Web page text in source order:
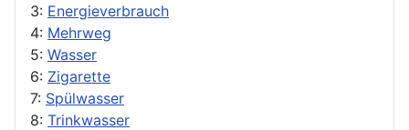
3: Energieverbrauch
4: Mehrweg
5: Wasser
6: Zigarette
7: Spülwasser
8: Trinkwasser